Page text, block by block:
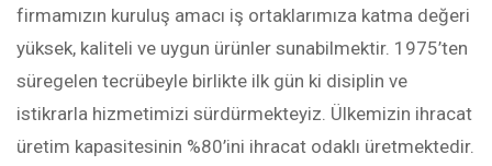
firmamızın kuruluş amacı iş ortaklarımıza katma değeri
yüksek, kaliteli ve uygun ürünler sunabilmektir. 1975’ten
süregelen tecrübeyle birlikte ilk gün ki disiplin ve
istikrarla hizmetimizi sürdürmekteyiz. Ülkemizin ihracat
üretim kapasitesinin %80’ini ihracat odaklı üretmektedir.